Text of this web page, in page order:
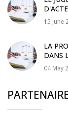
15 June
LA
DANS
04 May